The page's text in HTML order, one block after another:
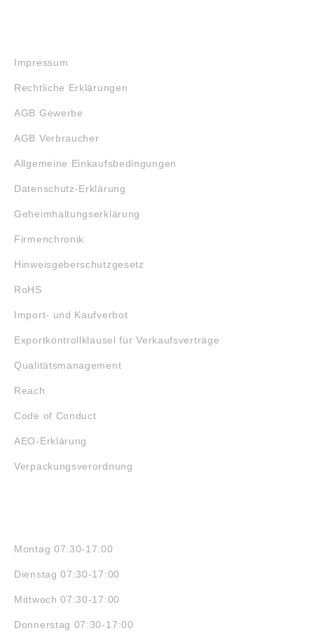
Impressum
Rechtliche Erklärungen
AGB Gewerbe
AGB Verbraucher
Allgemeine Einkaufsbedingungen
Datenschutz-Erklärung
Geheimhaltungserklärung
Firmenchronik
Hinweisgeberschutzgesetz
RoHS
Import- und Kaufverbot
Exportkontrollklausel für Verkaufsverträge
Qualitätsmanagement
Reach
Code of Conduct
AEO-Erklärung
Verpackungsverordnung
Montag 07:30-17:00
Dienstag 07:30-17:00
Mittwoch 07:30-17:00
Donnerstag 07:30-17:00